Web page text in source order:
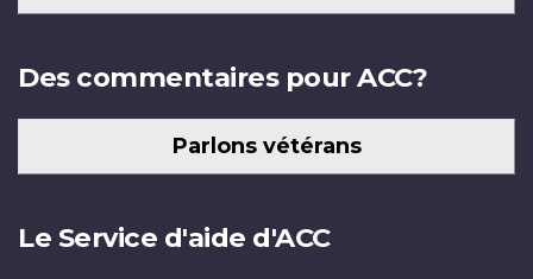
Des commentaires pour ACC?
Parlons vétérans
Le Service d'aide d'ACC